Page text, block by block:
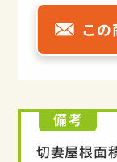
こ
備考
切妻屋根面